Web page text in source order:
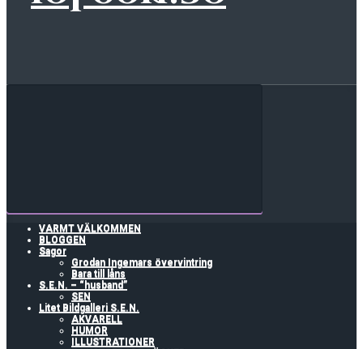
VARMT VÄLKOMMEN
BLOGGEN
Sagor
Grodan Ingemars övervintring
Bara till låns
S.E.N. – “husband”
SEN
Litet Bildgalleri S.E.N.
AKVARELL
HUMOR
ILLUSTRATIONER